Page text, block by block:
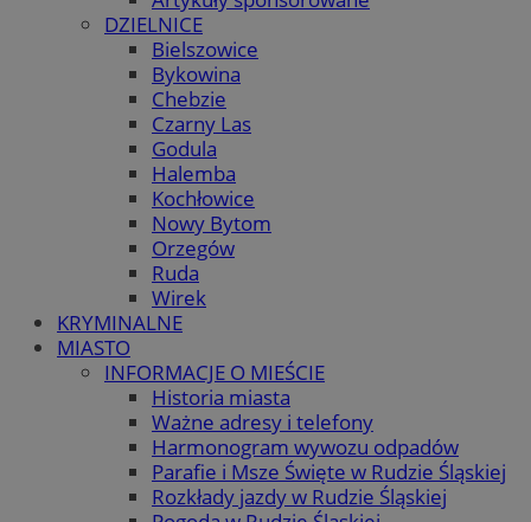
DZIELNICE
Bielszowice
Bykowina
Chebzie
Czarny Las
Godula
Halemba
Kochłowice
Nowy Bytom
Orzegów
Ruda
Wirek
KRYMINALNE
MIASTO
INFORMACJE O MIEŚCIE
Historia miasta
Ważne adresy i telefony
Harmonogram wywozu odpadów
Parafie i Msze Święte w Rudzie Śląskiej
Rozkłady jazdy w Rudzie Śląskiej